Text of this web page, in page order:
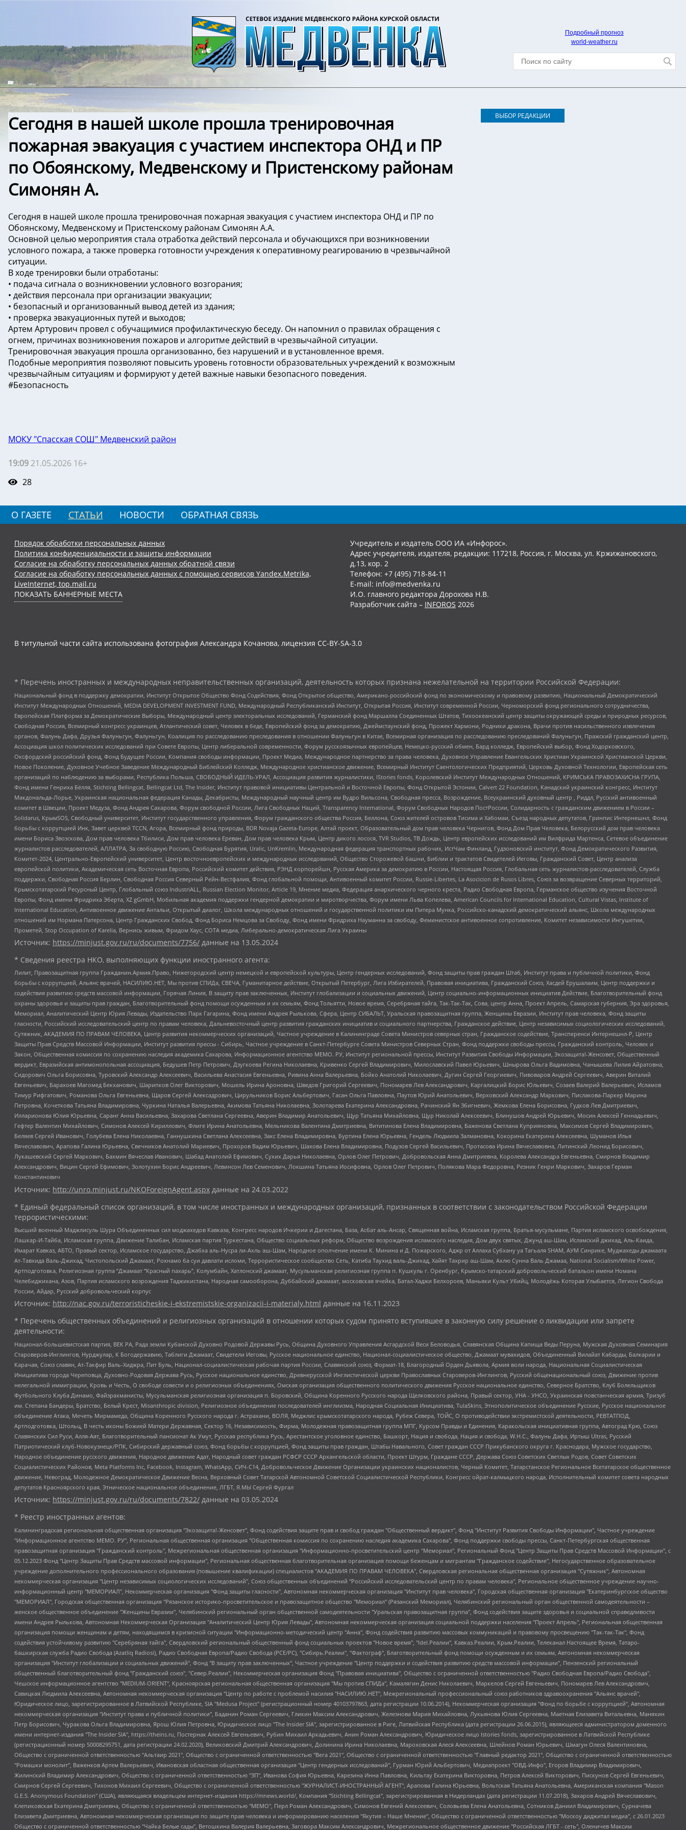
Подробный прогноз
world-weather.ru
Сегодня в нашей школе прошла тренировочная
пожарная эвакуация с участием инспектора ОНД и ПР
по Обоянскому, Медвенскому и Пристенскому районам
Симонян А.
Сегодня в нашей школе прошла тренировочная пожарная эвакуация с участием инспектора ОНД и ПР по
Обоянскому, Медвенскому и Пристенскому районам Симонян А.А.
Основной целью мероприятия стала отработка действий персонала и обучающихся при возникновении
условного пожара, а также проверка готовности учреждения к оперативному реагированию в чрезвычайной
ситуации.
В ходе тренировки были отработаны:
• подача сигнала о возникновении условного возгорания;
• действия персонала при организации эвакуации;
• безопасный и организованный вывод детей из здания;
• проверка эвакуационных путей и выходов;
Артем Артурович провел с обучащимися профилактическую беседу. Он напомнил о правилах обращения с
огнем, причинах возникновения пожаров и алгоритме действий в чрезвычайной ситуации.
Тренировочная эвакуация прошла организованно, без нарушений и в установленное время.
Подобные мероприятия позволяют повысить уровень готовности образовательных учреждений к возможным
чрезвычайным ситуациям и формируют у детей важные навыки безопасного поведения.
#Безопасность
МОКУ "Спасская СОШ" Медвенский район
19:09 21.05.2026 16+
28
ВЫБОР РЕДАКЦИИ
О ГАЗЕТЕ СТАТЬИ НОВОСТИ ОБРАТНАЯ СВЯЗЬ
Порядок обработки персональных данных
Политика конфиденциальности и защиты информации
Согласие на обработку персональных данных обратной связи
Согласие на обработку персональных данных с помощью сервисов Yandex.Metrika,
LiveInternet, top.mail.ru
ПОКАЗАТЬ БАННЕРНЫЕ МЕСТА
Учредитель и издатель ООО ИА «Инфорос».
Адрес учредителя, издателя, редакции: 117218, Россия, г. Москва, ул. Кржижановского,
д.13, кор. 2
Телефон: +7 (495) 718-84-11
E-mail: info@medvenka.ru
И.О. главного редактора Дорохова Н.В.
Разработчик сайта – INFOROS 2026
В титульной части сайта использована фотография Александра Кочанова, лицензия CC-BY-SA-3.0
* Перечень иностранных и международных неправительственных организаций, деятельность которых признана нежелательной на территории Российской Федерации:
Национальный фонд в поддержку демократии, Институт Открытое Общество Фонд Содействия, Фонд Открытое общество, Американо-российский фонд по экономическому и правовому развитию, Национальный Демократический
Институт Международных Отношений, MEDIA DEVELOPMENT INVESTMENT FUND, Международный Республиканский Институт, Открытая Россия, Институт современной России, Черноморский фонд регионального сотрудничества,
Европейская Платформа за Демократические Выборы, Международный центр электоральных исследований, Германский фонд Маршалла Соединенных Штатов, Тихоокеанский центр защиты окружающей среды и природных ресурсов,
Свободная Россия, Всемирный конгресс украинцев, Атлантический совет, Человек в беде, Европейский фонд за демократию, Джеймстаунский фонд, Прожект Хармони, Родники дракона, Врачи против насильственного извлечения
органов, Фалунь Дафа, Друзья Фалуньгун, Фалуньгун, Коалиция по расследованию преследования в отношении Фалуньгун в Китае, Всемирная организация по расследованию преследований Фалуньгун, Пражский гражданский центр,
Ассоциация школ политических исследований при Совете Европы, Центр либеральной современности, Форум русскоязычных европейцев, Немецко-русский обмен, Бард колледж, Европейский выбор, Фонд Ходорковского,
Оксфордский российский фонд, Фонд Будущее России, Компания свободы информации, Проект Медиа, Международное партнерство за права человека, Духовное Управление Евангельских Христиан Украинской Христианской Церкви,
Новое Поколение, Духовное Учебное Заведение Международный Библейский Колледж, Международное христианское движение, Всемирный Институт Саентологических Предприятий, Церковь Духовной Технологии, Европейская сеть
организаций по наблюдению за выборами, Республика Польша, СВОБОДНЫЙ ИДЕЛЬ-УРАЛ, Ассоциация развития журналистики, IStories fonds, Королевский Институт Международных Отношений, КРИМСЬКА ПРАВОЗАХИСНА ГРУПА,
Фонд имени Генриха Бёлля, Stichting Bellingcat, Bellingcat Ltd, The Insider, Институт правовой инициативы Центральной и Восточной Европы, Фонд Открытой Эстонии, Calvert 22 Foundation, Канадский украинский конгресс, Институт
Макдональда-Лорье, Украинская национальная федерация Канады, Декабристы, Международный научный центр им Вудро Вильсона, Свободная пресса, Возрождение, Всеукраинский духовный центр , Риддл, Русский антивоенный
комитет в Швеции, Проект Медуза, Фонд Андрея Сахарова, Форум свободной России, Лига Свободных Наций, Transparеncy International, Форум Свободных Народов ПостРоссии, Солидарность с гражданским движением в России –
Solidarus, КрымSOS, Свободный университет, Институт государственного управления, Форум гражданского общества Россия, Беллона, Союз жителей островов Тисима и Хабомаи, Съезд народных депутатов, Гринпис Интернешнл, Фонд
борьбы с коррупцией Инк, Завет церквей TCCN, Агора, Всемирный фонд природы, BDR Novaja Gazeta-Europe, Алтай проект, Образовательный дом прав человека Чернигов, Фонд Дом Прав Человека, Белорусский дом прав человека
имени Бориса Звозскова, Дом прав человека Тбилиси, Дом прав человека Ереван, Дом прав человека Крым, Центр дикого лосося, TVR Studios, ТВ Дождь, Центр европейских исследований им Вилфрида Мартенса, Сетевое объединение
журналистов расследователей, АЛЛАТРА, За свободную Россию, Свободная Бурятия, Uralic, UnKremlin, Международная федерация транспортных рабочих, ИстЧам Финланд, Гудзоновский институт, Фонд Демократического Развития,
Комитет-2024, Центрально-Европейский университет, Центр восточноевропейских и международных исследований, Общество Сторожевой башни, Библии и трактатов Свидетелей Иеговы, Гражданский Совет, Центр анализа
европейской политики, Академическая сеть Восточная Европа, Российский комитет действия, РЭНД корпорейшн, Русская Америка за демократию в России, Настоящая Россия, Глобальная сеть журналистов-расследователей, Служба
поддержки, Свободная Россия Берлин, Свободная Россия Северный Рейн-Вестфалия, Фонд глобальной помощи, Антивоенный комитет России, Russie-Libertes, La Asocicion de Rusos Libres, Союз за возвращение Северных территорий,
Крымскотатарский Ресурсный Центр, Глобальный союз IndustriALL, Russian Election Monitor, Article 19, Мнение медиа, Федерация анархического черного креста, Радио Свободная Европа, Германское общество изучения Восточной
Европы, Фонд имени Фридриха Эберта, XZ gGmbH, Мобильная академия поддержки гендерной демократии и миротворчества, Форум имени Льва Копелева, American Councils for International Education, Cultural Vistas, Institute of
International Education, Антивоенное движение Антальи, Открытый диалог, Школа международных отношений и государственной политики им Питера Мунка, Российско-канадский демократический альянс, Школа международных
отношений им Нормана Патерсона, Центр Гражданских Свобод, Фонд Бориса Немцова за Свободу, Фонд имени Фридриха Науманна за свободу, Феминистское антивоенное сопротивление, Комитет независимости Ингушетии,
Прометей, Stop Occupation of Karelia, Вернись живым, Фридом Хаус, СОТА медиа, Либерально-демократическая Лига Украины
Источник: https://minjust.gov.ru/ru/documents/7756/ данные на 13.05.2024
* Сведения реестра НКО, выполняющих функции иностранного агента:
Лилит, Правозащитная группа Гражданин.Армия.Право, Нижегородский центр немецкой и европейской культуры, Центр гендерных исследований, Фонд защиты прав граждан Штаб, Институт права и публичной политики, Фонд
борьбы с коррупцией, Альянс врачей, НАСИЛИЮ.НЕТ, Мы против СПИДа, СВЕЧА, Гуманитарное действие, Открытый Петербург, Лига Избирателей, Правовая инициатива, Гражданский Союз, Хасдей Ерушалаим, Центр поддержки и
содействия развитию средств массовой информации, Горячая Линия, В защиту прав заключенных, Институт глобализации и социальных движений, Центр социально-информационных инициатив Действие, Благотворительный фонд
охраны здоровья и защиты прав граждан, Благотворительный фонд помощи осужденным и их семьям, Фонд Тольятти, Новое время, Серебряная тайга, Так-Так-Так, Сова, центр Анна, Проект Апрель, Самарская губерния, Эра здоровья,
Мемориал, Аналитический Центр Юрия Левады, Издательство Парк Гагарина, Фонд имени Андрея Рылькова, Сфера, Центр СИБАЛЬТ, Уральская правозащитная группа, Женщины Евразии, Институт прав человека, Фонд защиты
гласности, Российский исследовательский центр по правам человека, Дальневосточный центр развития гражданских инициатив и социального партнерства, Гражданское действие, Центр независимых социологических исследований,
Сутяжник, АКАДЕМИЯ ПО ПРАВАМ ЧЕЛОВЕКА, Центр развития некоммерческих организаций, Частное учреждение в Калининграде Совета Министров северных стран, Гражданское содействие, Трансперенси Интернешнл-Р, Центр
Защиты Прав Средств Массовой Информации, Институт развития прессы - Сибирь, Частное учреждение в Санкт-Петербурге Совета Министров Северных Стран, Фонд поддержки свободы прессы, Гражданский контроль, Человек и
Закон, Общественная комиссия по сохранению наследия академика Сахарова, Информационное агентство МЕМО. РУ, Институт региональной прессы, Институт Развития Свободы Информации, Экозащита!-Женсовет, Общественный
вердикт, Евразийская антимонопольная ассоциация, Бедушев Петр Петрович, Дзугкоева Регина Николаевна, Кривенко Сергей Владимирович, Милославский Павел Юрьевич, Шнырова Ольга Вадимовна, Чанышева Лилия Айратовна,
Сидорович Ольга Борисовна, Туровский Александр Алексеевич, Васильева Анастасия Евгеньевна, Ривина Анна Валерьевна, Бойко Анатолий Николаевич, Дугин Сергей Георгиевич, Пивоваров Андрей Сергеевич, Аверин Виталий
Евгеньевич, Барахоев Магомед Бекханович, Шарипков Олег Викторович, Мошель Ирина Ароновна, Шведов Григорий Сергеевич, Пономарев Лев Александрович, Каргалицкий Борис Юльевич, Созаев Валерий Валерьевич, Исламов
Тимур Рифгатович, Романова Ольга Евгеньевна, Щаров Сергей Алексадрович, Цирульников Борис Альбертович, Гасан Ольга Павловна, Паутов Юрий Анатольевич, Верховский Александр Маркович, Пислакова-Паркер Марина
Петровна, Кочеткова Татьяна Владимировна, Чуркина Наталья Валерьевна, Акимова Татьяна Николаевна, Золотарева Екатерина Александровна, Рачинский Ян Збигневич, Жемкова Елена Борисовна, Гудков Лев Дмитриевич,
Илларионова Юлия Юрьевна, Саранг Анна Васильевна, Захарова Светлана Сергеевна, Аверин Владимир Анатольевич, Щур Татьяна Михайловна, Щур Николай Алексеевич, Блинушов Андрей Юрьевич, Мосин Алексей Геннадьевич,
Гефтер Валентин Михайлович, Симонов Алексей Кириллович, Флиге Ирина Анатольевна, Мельникова Валентина Дмитриевна, Вититинова Елена Владимировна, Баженова Светлана Куприяновна, Максимов Сергей Владимирович,
Беляев Сергей Иванович, Голубева Елена Николаевна, Ганнушкина Светлана Алексеевна, Закс Елена Владимировна, Буртина Елена Юрьевна, Гендель Людмила Залмановна, Кокорина Екатерина Алексеевна, Шуманов Илья
Вячеславович, Арапова Галина Юрьевна, Свечников Анатолий Мариевич, Прохоров Вадим Юрьевич, Шахова Елена Владимировна, Подузов Сергей Васильевич, Протасова Ирина Вячеславовна, Литинский Леонид Борисович,
Лукашевский Сергей Маркович, Бахмин Вячеслав Иванович, Шабад Анатолий Ефимович, Сухих Дарья Николаевна, Орлов Олег Петрович, Добровольская Анна Дмитриевна, Королева Александра Евгеньевна, Смирнов Владимир
Александрович, Вицин Сергей Ефимович, Золотухин Борис Андреевич, Левинсон Лев Семенович, Локшина Татьяна Иосифовна, Орлов Олег Петрович, Полякова Мара Федоровна, Резник Генри Маркович, Захаров Герман
Константинович
Источник: http://unro.minjust.ru/NKOForeignAgent.aspx данные на 24.03.2022
* Единый федеральный список организаций, в том числе иностранных и международных организаций, признанных в соответствии с законодательством Российской Федерации
террористическими:
Высший военный Маджлисуль Шура Объединенных сил моджахедов Кавказа, Конгресс народов Ичкерии и Дагестана, База, Асбат аль-Ансар, Священная война, Исламская группа, Братья-мусульмане, Партия исламского освобождения,
Лашкар-И-Тайба, Исламская группа, Движение Талибан, Исламская партия Туркестана, Общество социальных реформ, Общество возрождения исламского наследия, Дом двух святых, Джунд аш-Шам, Исламский джихад, Аль-Каида,
Имарат Кавказ, АБТО, Правый сектор, Исламское государство, Джабха аль-Нусра ли-Ахль аш-Шам, Народное ополчение имени К. Минина и Д. Пожарского, Аджр от Аллаха Субхану уа Тагьаля SHAM, АУМ Синрике, Муджахеды джамаата
Ат-Тавхида Валь-Джихад, Чистопольский Джамаат, Рохнамо ба суи давлати исломи, Террористическое сообщество Сеть, Катиба Таухид валь-Джихад, Хайят Тахрир аш-Шам, Ахлю Сунна Валь Джамаа, National Socialism/White Power,
Артподготовка, Религиозная группа “Джамаат “Красный пахарь”, Колумбайн, Хатлонский джамаат, Мусульманская религиозная группа п. Кушкуль г. Оренбург, Крымско-татарский добровольческий батальон имени Номана
Челебиджихана, Азов, Партия исламского возрождения Таджикистана, Народная самооборона, Дуббайский джамаат, московская ячейка, Батал-Хаджи Белхороев, Маньяки Культ Убийц, Молодёжь Которая Улыбается, Легион Свобода
России, Айдар, Русский добровольческий корпус
Источник: http://nac.gov.ru/terroristicheskie-i-ekstremistskie-organizacii-i-materialy.html данные на 16.11.2023
* Перечень общественных объединений и религиозных организаций в отношении которых судом принято вступившее в законную силу решение о ликвидации или запрете
деятельности:
Национал-большевистская партия, ВЕК РА, Рада земли Кубанской Духовно Родовой Державы Русь, Община Духовного Управления Асгардской Веси Беловодья, Славянская Община Капища Веды Перуна, Мужская Духовная Семинария
Староверов-Инглингов, Нурджулар, К Богодержавию, Таблиги Джамаат, Свидетели Иеговы, Русское национальное единство, Национал-социалистическое общество, Джамаат мувахидов, Объединенный Вилайат Кабарды, Балкарии и
Карачая, Союз славян, Ат-Такфир Валь-Хиджра, Пит Буль, Национал-социалистическая рабочая партия России, Славянский союз, Формат-18, Благородный Орден Дьявола, Армия воли народа, Национальная Социалистическая
Инициатива города Череповца, Духовно-Родовая Держава Русь, Русское национальное единство, Древнерусской Инглистической церкви Православных Староверов-Инглингов, Русский общенациональный союз, Движение против
нелегальной иммиграции, Кровь и Честь, О свободе совести и о религиозных объединениях, Омская организация общественного политического движения Русское национальное единство, Северное Братство, Клуб Болельщиков
Футбольного Клуба Динамо, Файзрахманисты, Мусульманская религиозная организация п. Боровский, Община Коренного Русского народа Щелковского района, Правый сектор, УНА - УНСО, Украинская повстанческая армия, Тризуб
им. Степана Бандеры, Братство, Белый Крест, Misanthropic division, Религиозное объединение последователей инглиизма, Народная Социальная Инициатива, TulaSkins, Этнополитическое объединение Русские, Русское национальное
объединение Атака, Мечеть Мирмамеда, Община Коренного Русского народа г. Астрахани, ВОЛЯ, Меджлис крымскотатарского народа, Рубеж Севера, ТОЙС, О противодействии экстремистской деятельности, РЕВТАТПОД,
Артподготовка, Штольц, В честь иконы Божией Матери Державная, Сектор 16, Независимость, Фирма, Молодежная правозащитная группа МПГ, Курсом Правды и Единения, Каракольская инициативная группа, Автоград Крю, Союз
Славянских Сил Руси, Алля-Аят, Благотворительный пансионат Ак Умут, Русская республика Русь, Арестантское уголовное единство, Башкорт, Нация и свобода, Нация и свобода, W.H.С., Фалунь Дафа, Иртыш Ultras, Русский
Патриотический клуб-Новокузнецк/РПК, Сибирский державный союз, Фонд борьбы с коррупцией, Фонд защиты прав граждан, Штабы Навального, Совет граждан СССР Прикубанского округа г. Краснодара, Мужское государство,
Народное объединение русского движения, Народное движение Адат, Народный совет граждан РСФСР СССР Архангельской области, Проект Штурм, Граждане СССР, Держава Союз Советских Светлых Родов, Совет Советских
Социалистических Районов, Meta Platforms Inc, Facebook, Instagram, WhatsApp, СИЧ-С14, Добровольческое Движение Организации украинских националистов, Черный Комитет, Татарстанское Региональное Всетатарское общественное
движение, Невоград, Молодежное Демократическое Движение Весна, Верховный Совет Татарской Автономной Советской Социалистической Республики, Конгресс ойрат-калмыцкого народа, Исполнительный комитет совета народных
депутатов Красноярского края, Этническое национальное объединение, ЛГБТ, Я.МЫ Сергей Фургал
Источник: https://minjust.gov.ru/ru/documents/7822/ данные на 03.05.2024
* Реестр иностранных агентов:
Калининградская региональная общественная организация "Экозащита!-Женсовет", Фонд содействия защите прав и свобод граждан "Общественный вердикт", Фонд "Институт Развития Свободы Информации", Частное учреждение "Информационное агентство МЕМО. РУ", Региональная общественная организация "Общественная комиссия по сохранению наследия академика Сахарова", Фонд поддержки свободы прессы, Санкт-Петербургская общественная правозащитная организация "Гражданский контроль", Межрегиональная общественная организация "Информационно-просветительский центр "Мемориал", Региональный Фонд "Центр Защиты Прав Средств Массовой Информации", с 05.12.2023 Фонд "Центр Защиты Прав Средств массовой информации", Региональная общественная благотворительная организация помощи беженцам и мигрантам "Гражданское содействие", Негосударственное образовательное учреждение дополнительного профессионального образования (повышение квалификации) специалистов "АКАДЕМИЯ ПО ПРАВАМ ЧЕЛОВЕКА", Свердловская региональная общественная организация "Сутяжник", Автономная некоммерческая организация "Центр независимых социологических исследований", Союз общественных объединений "Российский исследовательский центр по правам человека", Региональное общественное учреждение научно-информационный центр "МЕМОРИАЛ", Некоммерческая организация "Фонд защиты гласности", Автономная некоммерческая организация "Институт прав человека", Городская общественная организация "Екатеринбургское общество "МЕМОРИАЛ", Городская общественная организация "Рязанское историко-просветительское и правозащитное общество "Мемориал" (Рязанский Мемориал), Челябинский региональный орган общественной самодеятельности – женское общественное объединение "Женщины Евразии", Челябинский региональный орган общественной самодеятельности "Уральская правозащитная группа", Фонд содействия защите здоровья и социальной справедливости имени Андрея Рылькова, Автономная Некоммерческая Организация "Аналитический Центр Юрия Левады", Автономная некоммерческая организация социальной поддержки населения "Проект Апрель", Региональная общественная организация помощи женщинам и детям, находящимся в кризисной ситуации "Информационно-методический центр "Анна", Фонд содействия развитию массовых коммуникаций и правовому просвещению "Так-так-Так", Фонд содействия устойчивому развитию "Серебряная тайга", Свердловский региональный общественный фонд социальных проектов "Новое время", "Idel.Реалии", Кавказ.Реалии, Крым.Реалии, Телеканал Настоящее Время, Татаро-башкирская служба Радио Свобода (Azatliq Radiosi), Радио Свободная Европа/Радио Свобода (PCE/PC), "Сибирь.Реалии", "Фактограф", Благотворительный фонд помощи осужденным и их семьям, Автономная некоммерческая организация "Институт глобализации и социальных движений", Фонд "В защиту прав заключенных", Частное учреждение "Центр поддержки и содействия развитию средств массовой информации", Пензенский региональный общественный благотворительный фонд "Гражданский союз", "Север.Реалии", Некоммерческая организация Фонд "Правовая инициатива", Общество с ограниченной ответственностью "Радио Свободная Европа/Радио Свобода", Чешское информационное агентство "MEDIUM-ORIENT", Красноярская региональная общественная организация "Мы против СПИДа", Камалягин Денис Николаевич, Маркелов Сергей Евгеньевич, Пономарев Лев Александрович, Савицкая Людмила Алексеевна, Автономная некоммерческая организация "Центр по работе с проблемой насилия "НАСИЛИЮ.НЕТ", Межрегиональный профессиональный союз работников здравоохранения "Альянс врачей", Юридическое лицо, зарегистрированное в Латвийской Республике, SIA "Medusa Project" (регистрационный номер 40103797863, дата регистрации 10.06.2014), Некоммерческая организация "Фонд по борьбе с коррупцией", Автономная некоммерческая организация "Институт права и публичной политики", Баданин Роман Сергеевич, Гликин Максим Александрович, Железнова Мария Михайловна, Лукьянова Юлия Сергеевна, Маетная Елизавета Витальевна, Маняхин Петр Борисович, Чуракова Ольга Владимировна, Ярош Юлия Петровна, Юридическое лицо "The Insider SIA", зарегистрированное в Риге, Латвийская Республика (дата регистрации 26.06.2015), являющееся администратором доменного имени интернет-издания "The Insider SIA", https://theins.ru, Постернак Алексей Евгеньевич, Рубин Михаил Аркадьевич, Анин Роман Александрович, Юридическое лицо Istories fonds, зарегистрированное в Латвийской Республике (регистрационный номер 50008295751, дата регистрации 24.02.2020), Великовский Дмитрий Александрович, Долинина Ирина Николаевна, Мароховская Алеся Алексеевна, Шлейнов Роман Юрьевич, Шмагун Олеся Валентиновна, Общество с ограниченной ответственностью "Альтаир 2021", Общество с ограниченной ответственностью "Вега 2021", Общество с ограниченной ответственностью "Главный редактор 2021", Общество с ограниченной ответственностью "Ромашки монолит", Важенков Артем Валерьевич, Ивановская областная общественная организация "Центр гендерных исследований", Гурман Юрий Альбертович, Медиапроект "ОВД-Инфо", Егоров Владимир Владимирович, Жилинский Владимир Александрович, Общество с ограниченной ответственностью "ЗП", Иванова София Юрьевна, Карезина Инна Павловна, Кильтау Екатерина Викторовна, Петров Алексей Викторович, Пискунов Сергей Евгеньевич, Смирнов Сергей Сергеевич, Тихонов Михаил Сергеевич, Общество с ограниченной ответственностью "ЖУРНАЛИСТ-ИНОСТРАННЫЙ АГЕНТ", Арапова Галина Юрьевна, Вольтская Татьяна Анатольевна, Американская компания "Mason G.E.S. Anonymous Foundation" (США), являющаяся владельцем интернет-издания https://mnews.world/, Компания "Stichting Bellingcat", зарегистрированная в Нидерландах (дата регистрации 11.07.2018), Захаров Андрей Вячеславович, Клепиковская Екатерина Дмитриевна, Общество с ограниченной ответственностью "МЕМО", Перл Роман Александрович, Симонов Евгений Алексеевич, Соловьева Елена Анатольевна, Сотников Даниил Владимирович, Сурначева Елизавета Дмитриевна, Автономная некоммерческая организация по защите прав человека и информированию населения "Якутия – Наше Мнение", Общество с ограниченной ответственностью "Москоу диджитал медиа", с 26.01.2023 Общество с ограниченной ответственностью "Чайка Белые сады", Ветошкина Валерия Валерьевна, Заговора Максим Александрович, Межрегиональное общественное движение "Российская ЛГБТ - сеть", Оленичев Максим Владимирович, Павлов Иван Юрьевич, Скворцова Елена Сергеевна, Общество с ограниченной ответственностью "Как бы инагент", Кочетков Игорь Викторович, Общество с ограниченной ответственностью "Честные выборы", Еланчик Олег Александрович, Общество с ограниченной ответственностью "Нобелевский призыв", Гималова Регина Эмилевна, Григорьев Андрей Валерьевич, Григорьева Алина Александровна, Ассоциация по содействию защите прав призывников, альтернативнослужащих и военнослужащих "Правозащитная группа "Гражданин.Армия.Право", Хисамова Регина Фаритовна, Автономная некоммерческая организация по реализации социально-правовых программ "Лилит", Дальневосточное общественное движение "Маяк", Санкт-Петербургская ЛГБТ-инициативная группа "Выход", Инициативная группа ЛГБТ+ "Реверс", Алексеев Андрей Викторович, Бекбулатова Таисия Львовна, Беляев Иван Михайлович, Владыкина Елена Сергеевна, Гельман Марат Александрович, Никульшина Вероника Юрьевна, Толоконникова Надежда Андреевна, Шендерович Виктор Анатольевич, Общество с ограниченной ответственностью "Данное сообщение", Общество с ограниченной ответственностью Издательский дом "Новая глава", Айнбиндер Александра Александровна, Московский комьюнити-центр для ЛГБТ+инициатив, Благотворительный фонд развития филантропии, Deutsche Welle (Германия, Kurt-Schumacher-Strasse 3, 53113 Bonn), Борзунова Мария Михайловна, Воробьев Виктор Викторович, Голубева Анна Львовна, Константинова Алла Михайловна, Малкова Ирина Владимировна, Мурадов Мурад Абдулгалимович, Осетинская Елизавета Николаевна, Понасенков Евгений Николаевич, Ганапольский Матвей Юрьевич, Киселев Евгений Алексеевич, Борухович Ирина Григорьевна, Дремин Иван Тимофеевич, Дубровский Дмитрий Викторович, Красноярская региональная общественная организация поддержки и развития альтернативных образовательных технологий и межкультурных коммуникаций "ИНТЕРРА", Маяковская Екатерина Алексеевна, Фейгин Марк Захарович, Филимонов Андрей Викторович, Дзугкоева Регина Николаевна, Доброхотов Роман Александрович, Дудь Юрий Александрович, Елкин Сергей Владимирович, Кругликов Кирилл Игоревич, Сабунаева Мария Леонидовна, Семенов Алексей Владимирович, Шаинян Карен Багратович, Шульман Екатерина Михайловна, Асафьев Артур Валерьевич, Вахштайн Виктор Семенович, Венедиктов Алексей Алексеевич, Лушникова Екатерина Евгеньевна, Волков Леонид Михайлович, Невзоров Александр Глебович, Пархоменко Сергей Борисович, Сироткин Ярослав Николаевич, Кара-Мурза Владимир Владимирович, Баранова Наталья Владимировна, Гозман Леонид Яковлевич, Кагарлицкий Борис Юльевич, Климарев Михаил Валерьевич, Милов Владимир Станиславович, Автономная некоммерческая организация Краснодарский центр современного искусства "Типография", Моргенштерн Алишер Тагирович, Соболь Любовь Эдуардовна, Общество с ограниченной ответственностью "ЛИЗА НОРМ", Каспаров Гарри Кимович, Ходорковский Михаил Борисович, Общество с ограниченной ответственностью "Апрельские тезисы", Данилович Ирина Брониславовна, Кашин Олег Владимирович, Петров Николай Владимирович, Пивоваров Алексей Владимирович, Соколов Михаил Владимирович, Цветкова Юлия Владимировна, Чичваркин Евгений Александрович, Комитет против пыток/Команда против пыток, Общество с ограниченной ответственностью "Первый научный", Общество с ограниченной ответственностью "Вертолет и ко", Белоцерковская Вероника Борисовна, Кац Максим Евгеньевич, Лазарева Татьяна Юрьевна, Шаведдинов Руслан Табризович, Яшин Илья Валерьевич, Общество с ограниченной ответственностью "Иноагент ААВ", Алешковский Дмитрий Петрович, Альбац Евгения Марковна, Быков Дмитрий Львович, Галямина Юлия Евгеньевна, Лойко Сергей Леонидович, Мартынов Кирилл Константинович, Медведев Сергей Александрович, Крашенинников Федор Геннадиевич, Гордеева Катерина Вл